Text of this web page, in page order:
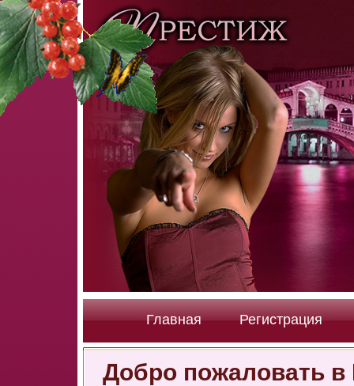
Главная Регистрация
Добро пожаловать в